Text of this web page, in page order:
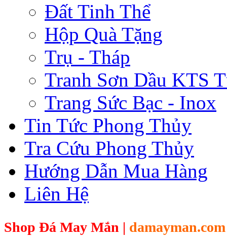
Đất Tinh Thể
Hộp Quà Tặng
Trụ - Tháp
Tranh Sơn Dầu KTS
Trang Sức Bạc - Inox
Tin Tức Phong Thủy
Tra Cứu Phong Thủy
Hướng Dẫn Mua Hàng
Liên Hệ
Shop Đá May Mắn | damayman.com